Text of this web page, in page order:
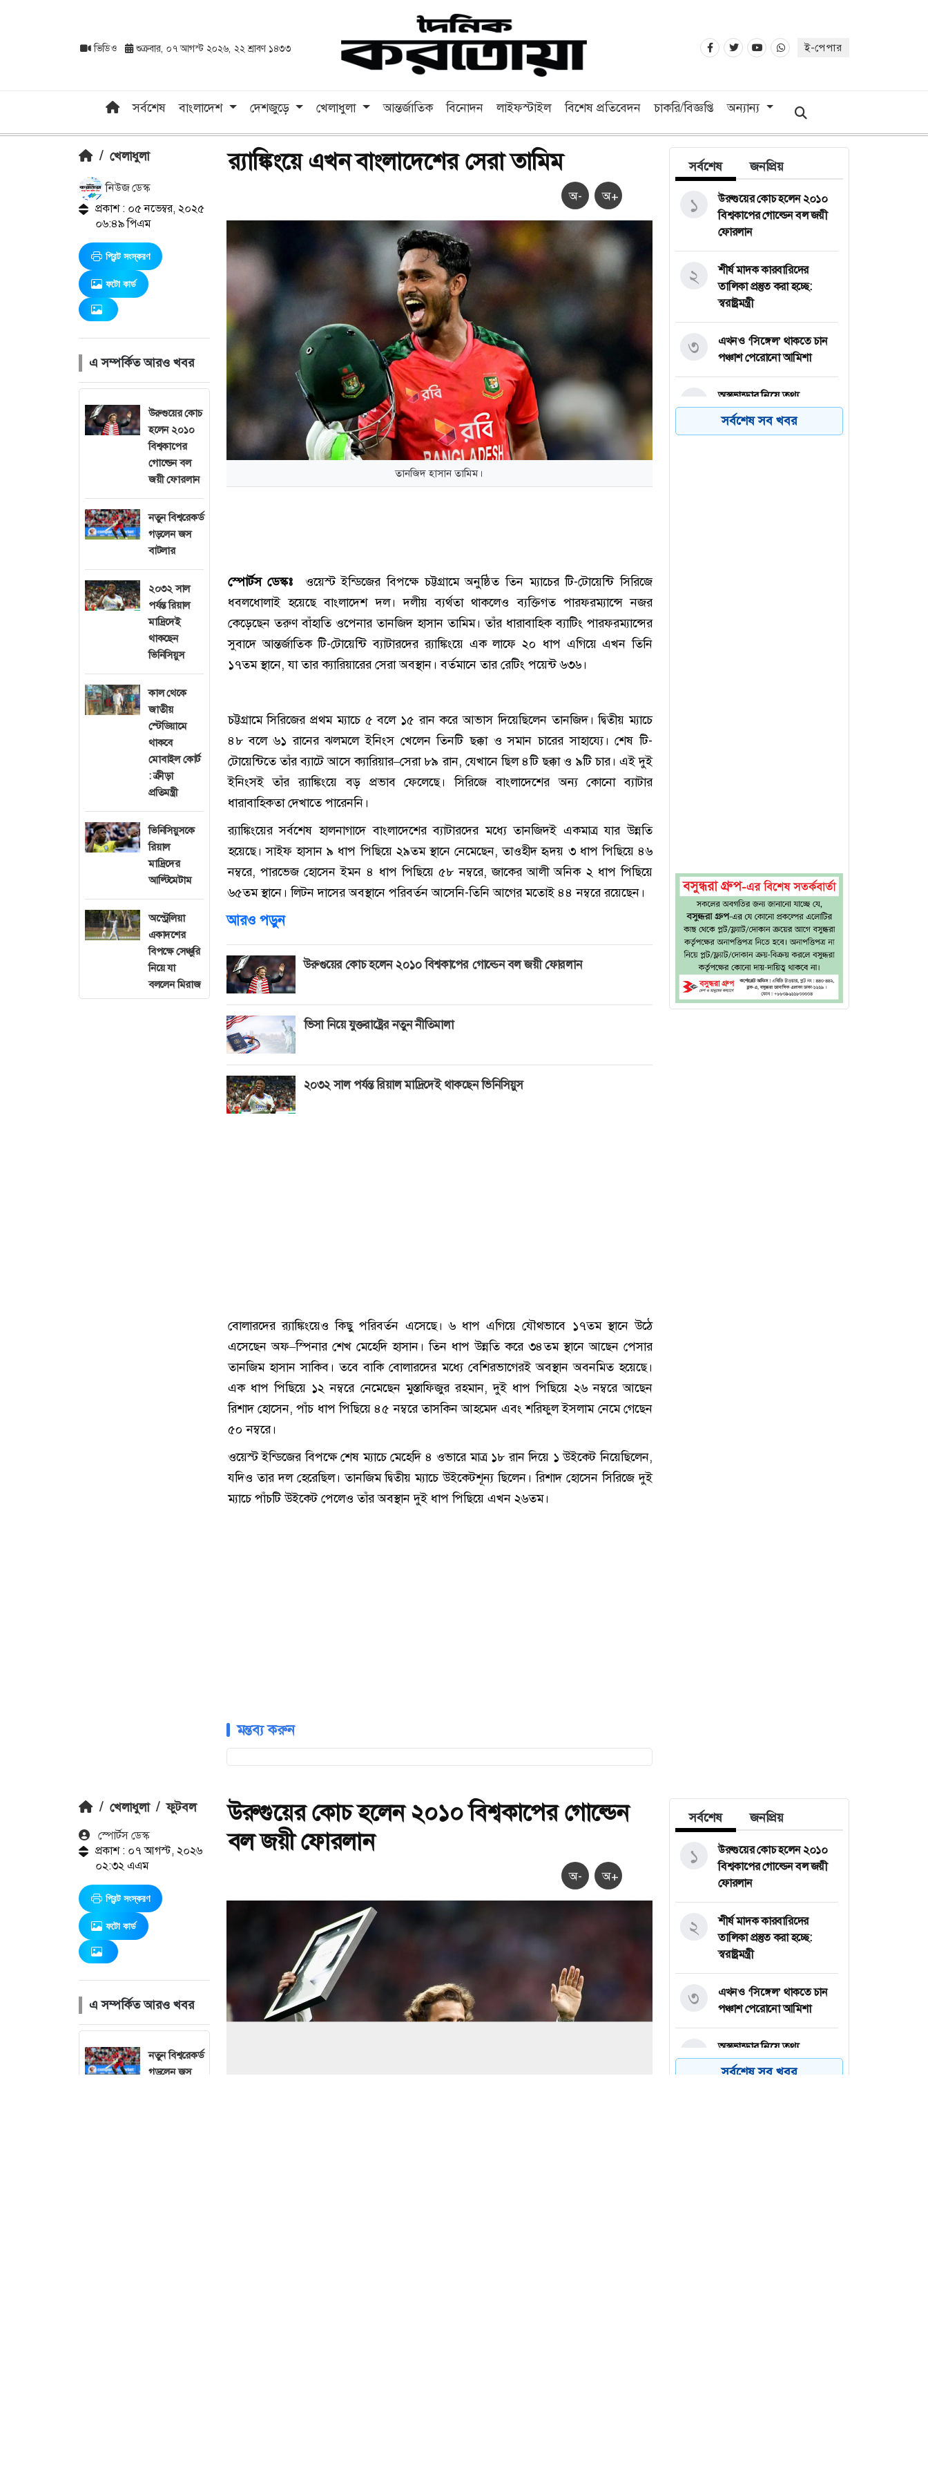
ভিডিও শুক্রবার, ০৭ আগস্ট ২০২৬, ২২ শ্রাবণ ১৪৩৩ ই-পেপার
সর্বশেষ বাংলাদেশ দেশজুড়ে খেলাধুলা আন্তর্জাতিক বিনোদন লাইফস্টাইল বিশেষ প্রতিবেদন চাকরি/বিজ্ঞপ্তি অন্যান্য
/ খেলাধুলা
নিউজ ডেস্ক
প্রকাশ : ০৫ নভেম্বর, ২০২৫
০৬:৪৯ পিএম
প্রিন্ট সংস্করণ
ফটো কার্ড
এ সম্পর্কিত আরও খবর
উরুগুয়ের কোচ
হলেন ২০১০
বিশ্বকাপের
গোল্ডেন বল
জয়ী ফোরলান
নতুন বিশ্বরেকর্ড
গড়লেন জস
বাটলার
২০৩২ সাল
পর্যন্ত রিয়াল
মাদ্রিদেই
থাকছেন
ভিনিসিয়ুস
কাল থেকে
জাতীয়
স্টেডিয়ামে
থাকবে
মোবাইল কোর্ট
: ক্রীড়া
প্রতিমন্ত্রী
ভিনিসিয়ুসকে
রিয়াল
মাদ্রিদের
আল্টিমেটাম
অস্ট্রেলিয়া
একাদশের
বিপক্ষে সেঞ্চুরি
নিয়ে যা
বললেন মিরাজ
র‍্যাঙ্কিংয়ে এখন বাংলাদেশের সেরা তামিম
অ- অ+
তানজিদ হাসান তামিম।
স্পোর্টস ডেস্কঃ ওয়েস্ট ইন্ডিজের বিপক্ষে চট্টগ্রামে অনুষ্ঠিত তিন ম্যাচের টি-টোয়েন্টি সিরিজে
ধবলধোলাই হয়েছে বাংলাদেশ দল। দলীয় ব্যর্থতা থাকলেও ব্যক্তিগত পারফরম্যান্সে নজর
কেড়েছেন তরুণ বাঁহাতি ওপেনার তানজিদ হাসান তামিম। তাঁর ধারাবাহিক ব্যাটিং পারফরম্যান্সের
সুবাদে আন্তর্জাতিক টি-টোয়েন্টি ব্যাটারদের র‍্যাঙ্কিংয়ে এক লাফে ২০ ধাপ এগিয়ে এখন তিনি
১৭তম স্থানে, যা তার ক্যারিয়ারের সেরা অবস্থান। বর্তমানে তার রেটিং পয়েন্ট ৬৩৬।
চট্টগ্রামে সিরিজের প্রথম ম্যাচে ৫ বলে ১৫ রান করে আভাস দিয়েছিলেন তানজিদ। দ্বিতীয় ম্যাচে
৪৮ বলে ৬১ রানের ঝলমলে ইনিংস খেলেন তিনটি ছক্কা ও সমান চারের সাহায্যে। শেষ টি-
টোয়েন্টিতে তাঁর ব্যাটে আসে ক্যারিয়ার–সেরা ৮৯ রান, যেখানে ছিল ৪টি ছক্কা ও ৯টি চার। এই দুই
ইনিংসই তাঁর র‍্যাঙ্কিংয়ে বড় প্রভাব ফেলেছে। সিরিজে বাংলাদেশের অন্য কোনো ব্যাটার
ধারাবাহিকতা দেখাতে পারেননি।
র‍্যাঙ্কিংয়ের সর্বশেষ হালনাগাদে বাংলাদেশের ব্যাটারদের মধ্যে তানজিদই একমাত্র যার উন্নতি
হয়েছে। সাইফ হাসান ৯ ধাপ পিছিয়ে ২৯তম স্থানে নেমেছেন, তাওহীদ হৃদয় ৩ ধাপ পিছিয়ে ৪৬
নম্বরে, পারভেজ হোসেন ইমন ৪ ধাপ পিছিয়ে ৫৮ নম্বরে, জাকের আলী অনিক ২ ধাপ পিছিয়ে
৬৫তম স্থানে। লিটন দাসের অবস্থানে পরিবর্তন আসেনি-তিনি আগের মতোই ৪৪ নম্বরে রয়েছেন।
আরও পড়ুন
উরুগুয়ের কোচ হলেন ২০১০ বিশ্বকাপের গোল্ডেন বল জয়ী ফোরলান
ভিসা নিয়ে যুক্তরাষ্ট্রের নতুন নীতিমালা
২০৩২ সাল পর্যন্ত রিয়াল মাদ্রিদেই থাকছেন ভিনিসিয়ুস
বোলারদের র‍্যাঙ্কিংয়েও কিছু পরিবর্তন এসেছে। ৬ ধাপ এগিয়ে যৌথভাবে ১৭তম স্থানে উঠে
এসেছেন অফ–স্পিনার শেখ মেহেদি হাসান। তিন ধাপ উন্নতি করে ৩৪তম স্থানে আছেন পেসার
তানজিম হাসান সাকিব। তবে বাকি বোলারদের মধ্যে বেশিরভাগেরই অবস্থান অবনমিত হয়েছে।
এক ধাপ পিছিয়ে ১২ নম্বরে নেমেছেন মুস্তাফিজুর রহমান, দুই ধাপ পিছিয়ে ২৬ নম্বরে আছেন
রিশাদ হোসেন, পাঁচ ধাপ পিছিয়ে ৪৫ নম্বরে তাসকিন আহমেদ এবং শরিফুল ইসলাম নেমে গেছেন
৫০ নম্বরে।
ওয়েস্ট ইন্ডিজের বিপক্ষে শেষ ম্যাচে মেহেদি ৪ ওভারে মাত্র ১৮ রান দিয়ে ১ উইকেট নিয়েছিলেন,
যদিও তার দল হেরেছিল। তানজিম দ্বিতীয় ম্যাচে উইকেটশূন্য ছিলেন। রিশাদ হোসেন সিরিজে দুই
ম্যাচে পাঁচটি উইকেট পেলেও তাঁর অবস্থান দুই ধাপ পিছিয়ে এখন ২৬তম।
মন্তব্য করুন
সর্বশেষ জনপ্রিয়
উরুগুয়ের কোচ হলেন ২০১০
বিশ্বকাপের গোল্ডেন বল জয়ী
ফোরলান
১
শীর্ষ মাদক কারবারিদের
তালিকা প্রস্তুত করা হচ্ছে:
স্বরাষ্ট্রমন্ত্রী
২
এখনও ‘সিঙ্গেল’ থাকতে চান
পঞ্চাশ পেরোনো আমিশা
৩
অস্ত্রভান্ডার নিয়ে তথ্য
ফাঁসকারীদের কারাদণ্ডের
হুঁশিয়ারি ট্রাম্পের
৪
সর্বশেষ সব খবর
/ খেলাধুলা / ফুটবল
স্পোর্টস ডেস্ক
প্রকাশ : ০৭ আগস্ট, ২০২৬
০২:৩২ এএম
প্রিন্ট সংস্করণ
ফটো কার্ড
এ সম্পর্কিত আরও খবর
নতুন বিশ্বরেকর্ড
গড়লেন জস
উরুগুয়ের কোচ হলেন ২০১০ বিশ্বকাপের গোল্ডেন
বল জয়ী ফোরলান
অ- অ+
সর্বশেষ জনপ্রিয়
উরুগুয়ের কোচ হলেন ২০১০
বিশ্বকাপের গোল্ডেন বল জয়ী
ফোরলান
১
শীর্ষ মাদক কারবারিদের
তালিকা প্রস্তুত করা হচ্ছে:
স্বরাষ্ট্রমন্ত্রী
২
এখনও ‘সিঙ্গেল’ থাকতে চান
পঞ্চাশ পেরোনো আমিশা
৩
অস্ত্রভান্ডার নিয়ে তথ্য
ফাঁসকারীদের কারাদণ্ডের
হুঁশিয়ারি ট্রাম্পের
৪
সর্বশেষ সব খবর